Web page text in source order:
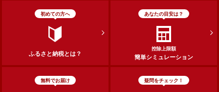
初めての方へ
ふるさと納税とは？
あなたの目安は？
控除上限額
簡単シミュレーション
無料でお届け 疑問をチェック！